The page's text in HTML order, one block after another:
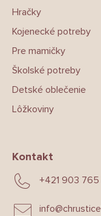
Hračky
Kojenecké potreby
Pre mamičky
Školské potreby
Detské oblečenie
Lôžkoviny
Kontakt
info@
+421 903